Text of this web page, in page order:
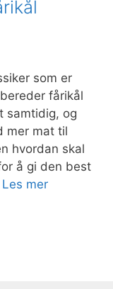
som er
fårikål
samtidig, og
mer mat til
hvordan skal
å gi den best
Les mer